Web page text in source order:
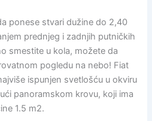
ponese stvari dužine do 2,40
prednjeg i zadnjih putničkih
smestite u kola, možete da
pogledu na nebo! Fiat
ispunjen svetlošću u okviru
panoramskom krovu, koji ima
1.5 m2.